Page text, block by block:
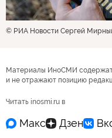
© РИА Новости Сергей
Материалы ИноСМИ
и не отражают позицию
Читать inosmi.ru в